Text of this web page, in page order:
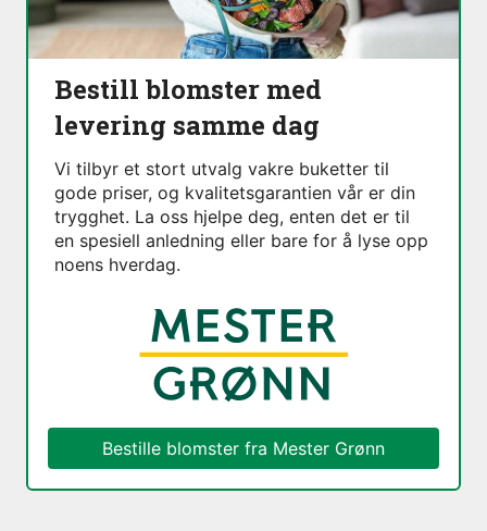
Bestill blomster med
levering samme dag
Vi tilbyr et stort utvalg vakre buketter til
gode priser, og kvalitetsgarantien vår er din
trygghet. La oss hjelpe deg, enten det er til
en spesiell anledning eller bare for å lyse opp
noens hverdag.
Bestille blomster fra Mester Grønn